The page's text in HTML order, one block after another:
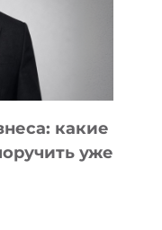
какие
уже